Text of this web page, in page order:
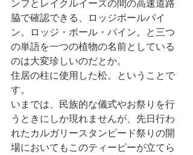
ンフとレイクルイーズの間の高速道路
脇で確認できる、ロッジポールパイ
ン。ロッジ・ポール・パイン。と三つ
の単語を一つの植物の名前としている
のは大変珍しいのだとか。
住居の柱に使用した松。ということで
す。
いまでは、民族的な儀式やお祭りを行
うときにしか現れませんが、先日行わ
れたカルガリースタンピード祭りの開
場においてもこのティーピーが立てら